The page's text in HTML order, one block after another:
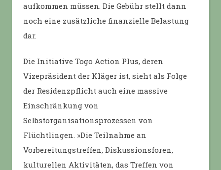
aufkommen müssen. Die Gebühr stellt dann
noch eine zusätzliche finanzielle Belastung
dar.
Die Initiative Togo Action Plus, deren
Vizepräsident der Kläger ist, sieht als Folge
der Residenzpflicht auch eine massive
Einschränkung von
Selbstorganisationsprozessen von
Flüchtlingen. »Die Teilnahme an
Vorbereitungstreffen, Diskussionsforen,
kulturellen Aktivitäten, das Treffen von